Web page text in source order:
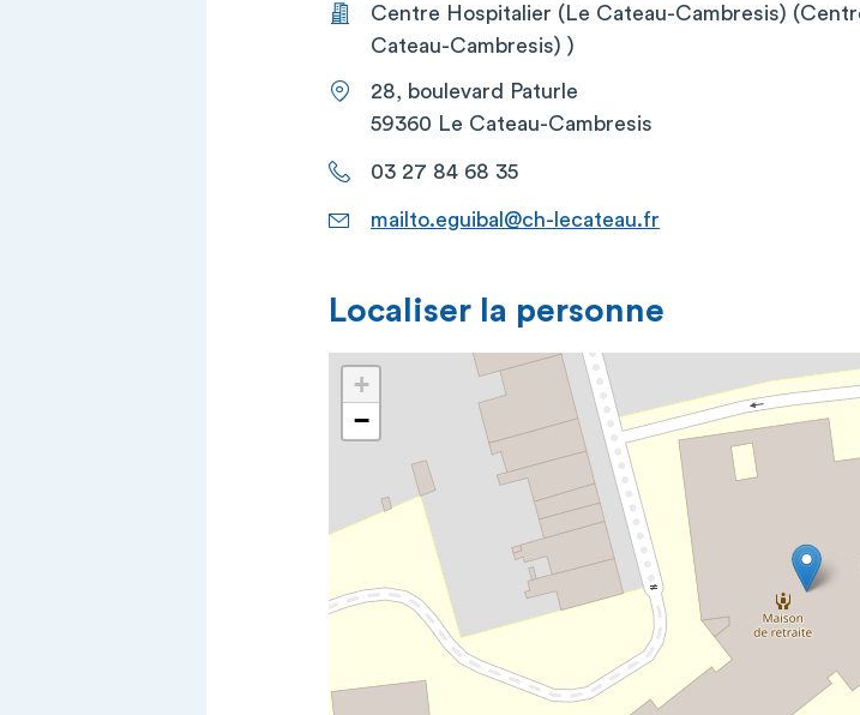
Centre Hospitalier (Le Cateau-Cambresis)
Cateau-Cambresis) )
28, boulevard Paturle
59360 Le Cateau-Cambresis
03 27 84 68 35
mailto.eguibal@ch-lecateau.fr
Localiser la personne
+
−